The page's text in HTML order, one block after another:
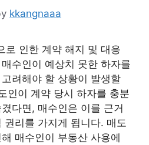
kkangnaaa
로 인한 계약 해지 및 대응
수인이 예상치 못한 하자를
려해야 할 상황이 발생할
인이 계약 당시 하자를 충분
다면, 매수인은 이를 근거
권리를 가지게 됩니다. 매도
매수인이 부동산 사용에